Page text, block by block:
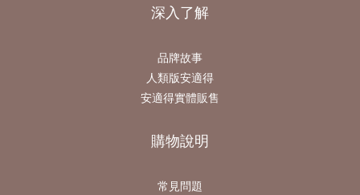
深入了解
品牌故事
人類版安適得
安適得實體販售
購物說明
常見問題